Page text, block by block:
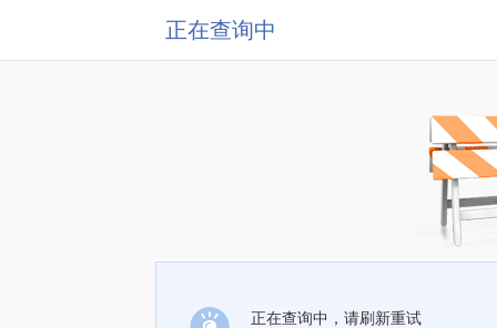
正在查询中
正在查询中，请刷新重试